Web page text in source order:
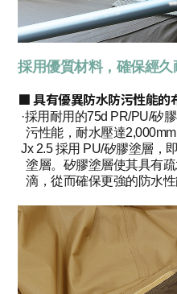
採用優質材料，確保經久
■ 具有優異防水防污性能的
·採用耐用的75d PR/PU/矽
污性能，耐水壓達2,000mm
Jx 2.5 採用 PU/矽膠塗層，
塗層。矽膠塗層使其具有
滴，從而確保更強的防水性